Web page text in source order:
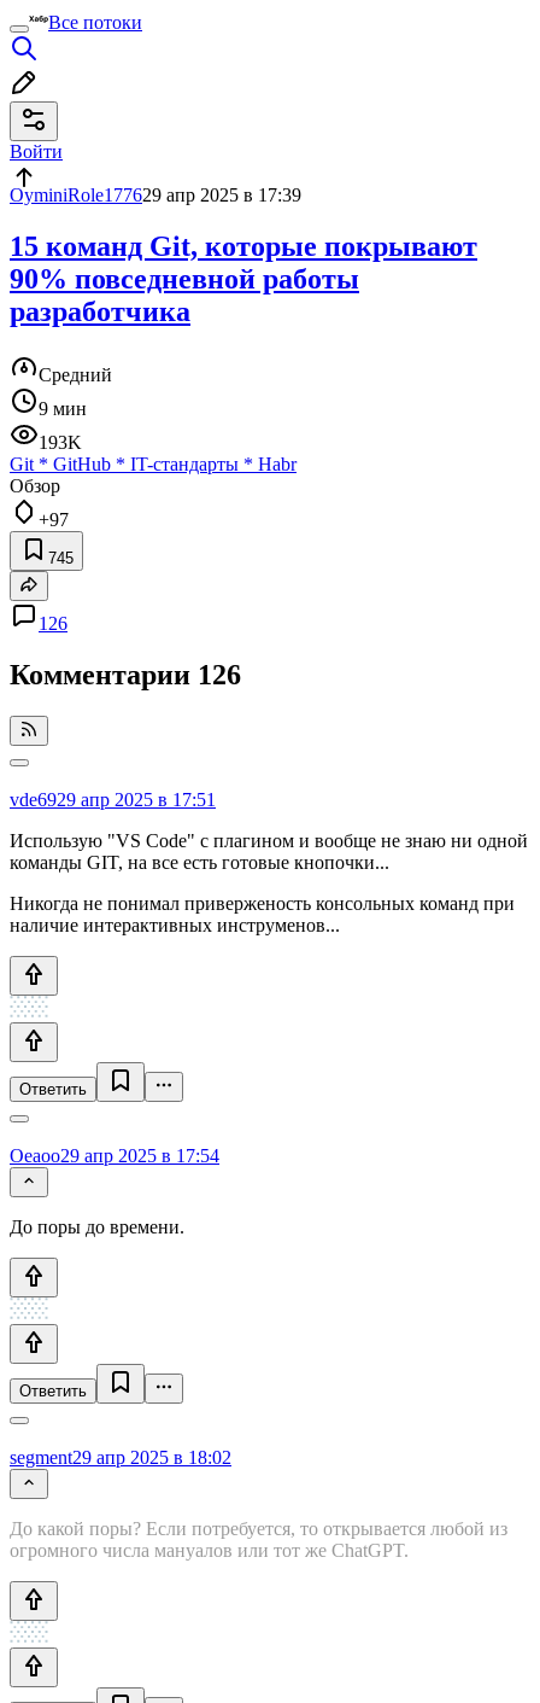
Все потоки
Войти
OyminiRole177629 апр 2025 в 17:39
15 команд Git, которые покрывают
90% повседневной работы
разработчика
Средний
9 мин
193K
Git * GitHub * IT-стандарты * Habr
Обзор
+97
745
126
Комментарии 126
vde6929 апр 2025 в 17:51
Использую "VS Code" с плагином и вообще не знаю ни одной
команды GIT, на все есть готовые кнопочки...
Никогда не понимал приверженость консольных команд при
наличие интерактивных инструменов...
Ответить
Oeaoo29 апр 2025 в 17:54
До поры до времени.
Ответить
segment29 апр 2025 в 18:02
До какой поры? Если потребуется, то открывается любой из
огромного числа мануалов или тот же ChatGPT.